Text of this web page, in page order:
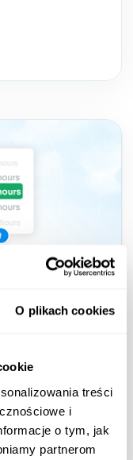
O plikach cookies
treści
i
o tym, jak
partnerom
kalkulatora ROI